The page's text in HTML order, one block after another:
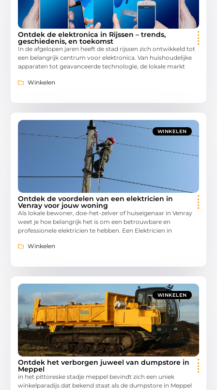
Ontdek de elektronica in Rijssen – trends,
geschiedenis, en toekomst
In de afgelopen jaren heeft de stad rijssen zich ontwikkeld tot
een belangrijk centrum voor elektronica. Van huishoudelijke
apparaten tot geavanceerde technologie, de lokale markt
Winkelen
WINKELEN
Ontdek de voordelen van een elektricien in
Venray voor jouw woning
Als lokale bewoner, doe-het-zelver of huiseigenaar in Venray
weet je hoe belangrijk het is om een betrouwbare en
professionele elektricien te hebben. Een Elektricien in
Winkelen
WINKELEN
Ontdek het verborgen juweel van dumpstore in
Meppel
in het pittoreske stadje meppel bevindt zich een uniek
winkelparadijs dat bekend staat als de dumpstore in Meppel